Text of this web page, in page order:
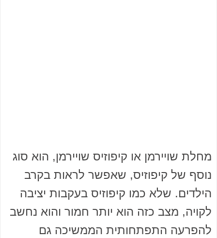
מחלת שויירמן או קיפוזיס שויירמן, הוא סוג
נוסף של קיפוזיס, שאפשר לראות בקרב
הילדים. שלא כמו קיפוזיס בעקבות יציבה
לקויה, מצב כזה הוא יותר חמור והוא נחשב
להפרעה התפתחותית הממשיכה גם